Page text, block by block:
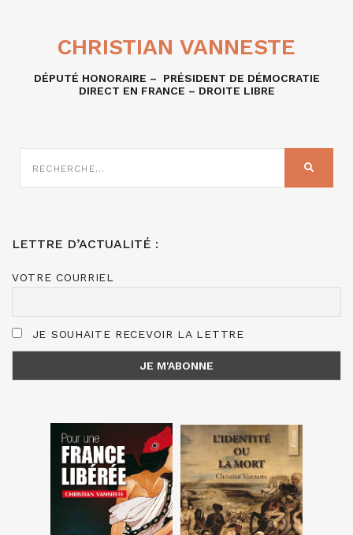
CHRISTIAN VANNESTE
DÉPUTÉ HONORAIRE – PRÉSIDENT DE DÉMOCRATIE
DIRECT EN FRANCE – DROITE LIBRE
SUR
LETTRE D’ACTUALITÉ :
VOTRE COURRIEL
JE SOUHAITE RECEVOIR LA LETTRE